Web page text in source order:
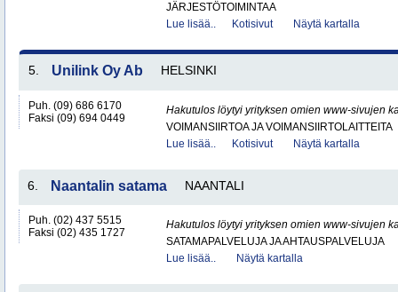
JÄRJESTÖTOIMINTAA
Lue lisää..
Kotisivut Näytä kartalla
5. Unilink Oy Ab HELSINKI
Puh. (09) 686 6170
Faksi (09) 694 0449
Hakutulos löytyi yrityksen omien www-sivujen
VOIMANSIIRTOA JA VOIMANSIIRTOLAITTEITA
Lue lisää..
Kotisivut Näytä kartalla
6. Naantalin satama NAANTALI
Puh. (02) 437 5515
Faksi (02) 435 1727
Hakutulos löytyi yrityksen omien www-sivujen
SATAMAPALVELUJA JA AHTAUSPALVELUJA
Lue lisää..
Näytä kartalla